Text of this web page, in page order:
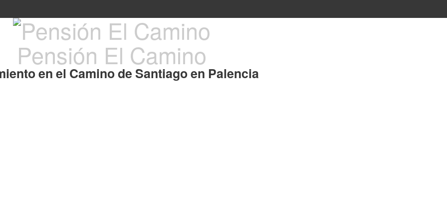
Pensión El Camino
en el Camino de Santiago en Palencia